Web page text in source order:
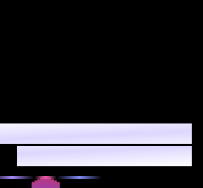
صانع الموسيقى بالذكاء
بدون حقوق ملكية لمحتواك